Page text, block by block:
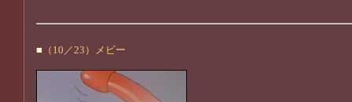
■ （10／23）メビー